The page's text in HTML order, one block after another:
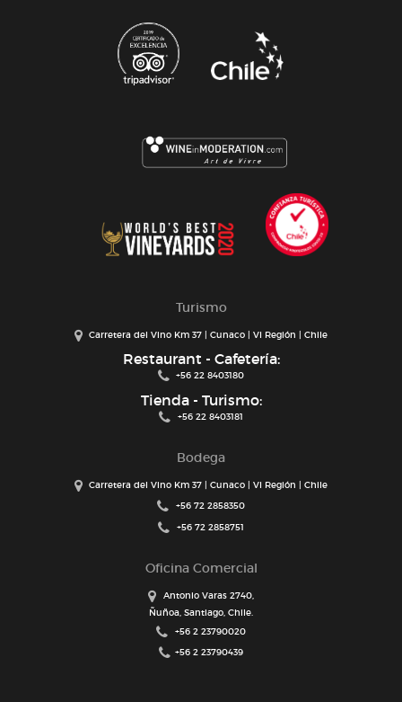
Turismo
Carretera del Vino Km 37 | Cunaco | VI Región | Chile
Restaurant - Cafetería:
+56 22 8403180
Tienda - Turismo:
+56 22 8403181
Bodega
Carretera del Vino Km 37 | Cunaco | VI Región | Chile
+56 72 2858350
+56 72 2858751
Oficina Comercial
Antonio Varas 2740,
Ñuñoa, Santiago, Chile.
+56 2 23790020
+56 2 23790439